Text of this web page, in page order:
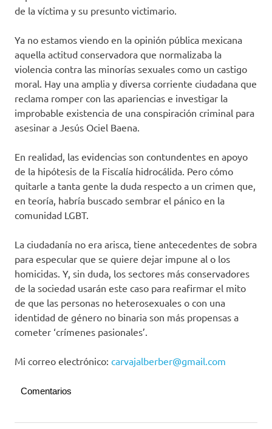
de la víctima y su presunto victimario.
Ya no estamos viendo en la opinión pública mexicana
aquella actitud conservadora que normalizaba la
violencia contra las minorías sexuales como un castigo
moral. Hay una amplia y diversa corriente ciudadana que
reclama romper con las apariencias e investigar la
improbable existencia de una conspiración criminal para
asesinar a Jesús Ociel Baena.
En realidad, las evidencias son contundentes en apoyo
de la hipótesis de la Fiscalía hidrocálida. Pero cómo
quitarle a tanta gente la duda respecto a un crimen que,
en teoría, habría buscado sembrar el pánico en la
comunidad LGBT.
La ciudadanía no era arisca, tiene antecedentes de sobra
para especular que se quiere dejar impune al o los
homicidas. Y, sin duda, los sectores más conservadores
de la sociedad usarán este caso para reafirmar el mito
de que las personas no heterosexuales o con una
identidad de género no binaria son más propensas a
cometer ‘crímenes pasionales’.
Mi correo electrónico: carvajalberber@gmail.com
Comentarios